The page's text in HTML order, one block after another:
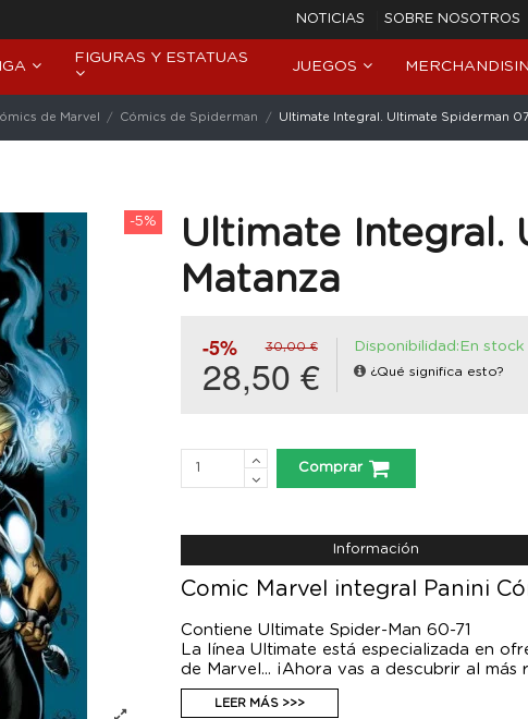
NOTICIAS SOBRE NOSOTROS
FIGURAS Y ESTATUAS
JUEGOS
de Marvel Cómics de Spiderman Ultimate Integral. Ultimate Spiderman
-5%
Ultimate Integral.
Matanza
-5% 30,00 €
28,50 €
Disponibilidad:En stock
¿Qué significa esto?
Comprar
Información
Comic Marvel integral Panini
Contiene Ultimate Spider-Man 60-71
La línea Ultimate está especializada en
de Marvel... ¡Ahora vas a descubrir al
de la historia de La Casa de las Ideas,
haya puesto a prueba en decenas de
LEER MÁS >>>